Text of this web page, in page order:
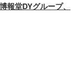
報堂DYグループ、